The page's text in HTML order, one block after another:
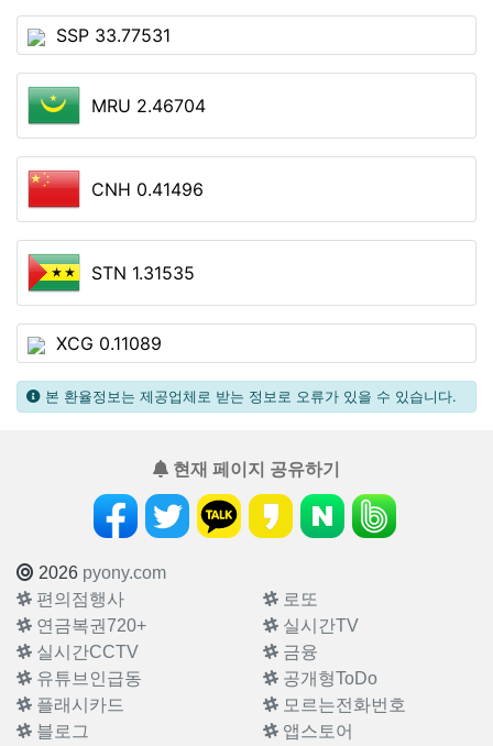
SSP 33.77531
MRU 2.46704
CNH 0.41496
STN 1.31535
XCG 0.11089
본 환율정보는 제공업체로 받는 정보로 오류가 있을 수 있습니다.
현재 페이지 공유하기
2026 pyony.com
편의점행사
로또
연금복권720+
실시간TV
실시간CCTV
금융
유튜브인급동
공개형ToDo
플래시카드
모르는전화번호
블로그
앱스토어